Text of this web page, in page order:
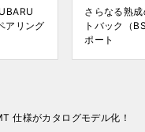
アリング
さらなる熟
トバック（
ポート
仕様がカタログモデル化！